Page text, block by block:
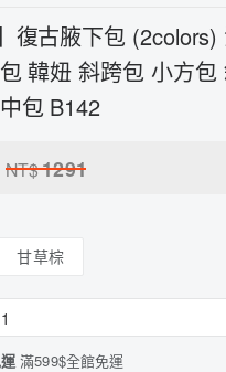
復古腋下包
韓妞 斜跨包 小方包
包 B142
NT$1291
甘草棕
運滿599$全館免運